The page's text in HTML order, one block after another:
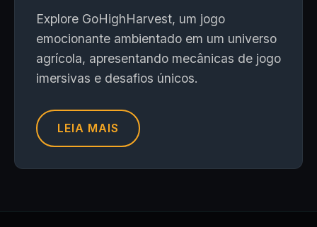
Explore GoHighHarvest, um jogo
emocionante ambientado em um universo
agrícola, apresentando mecânicas de jogo
imersivas e desafios únicos.
LEIA MAIS